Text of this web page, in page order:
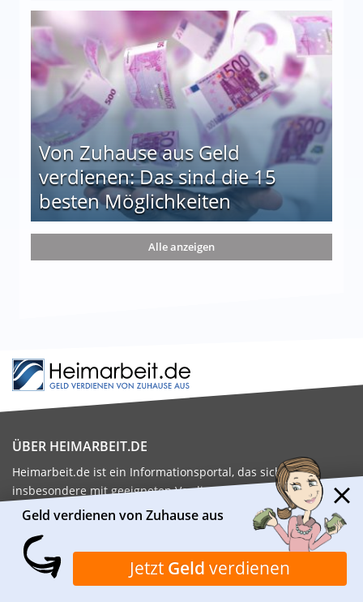
auf einen Blick
Von Zuhause aus Geld
verdienen: Das sind die 15
besten Möglichkeiten
die 15 besten Möglichkeiten
Alle anzeigen
ÜBER HEIMARBEIT.DE
Heimarbeit.de ist ein Informationsportal, das sich
insbesondere mit geeigneten Verdienstmöglichkeiten von
Zuhause aus beschäftigt. Das Redaktionsteam recherchiert
und prüft täglich viele verschiedene Möglichkeiten, mit denen
man von Zuhause aus Geld verdienen kann.
Kontaktiere uns:
kontakt@heimarbeit.de
Geld verdienen von Zuhause aus
Jetzt Geld verdienen